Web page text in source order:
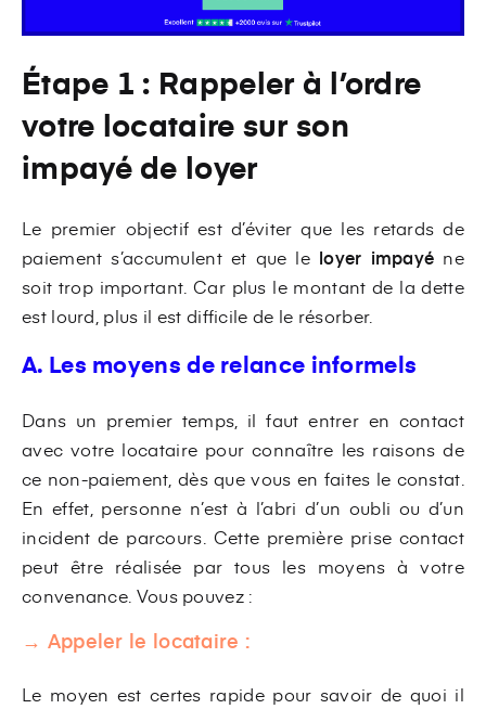
Étape 1 : Rappeler à l’ordre
votre locataire sur son
impayé de loyer
Le premier objectif est d’éviter que les retards de
paiement s’accumulent et que le loyer impayé ne
soit trop important. Car plus le montant de la dette
est lourd, plus il est difficile de le résorber.
A. Les moyens de relance informels
Dans un premier temps, il faut entrer en contact
avec votre locataire pour connaître les raisons de
ce non-paiement, dès que vous en faites le constat.
En effet, personne n’est à l’abri d’un oubli ou d’un
incident de parcours. Cette première prise contact
peut être réalisée par tous les moyens à votre
convenance. Vous pouvez :
→ Appeler le locataire :
Le moyen est certes rapide pour savoir de quoi il